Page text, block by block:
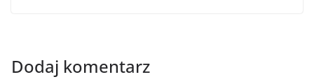
Dodaj komentarz